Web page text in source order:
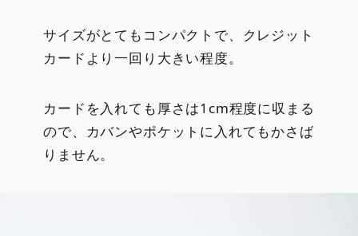
サイズがとてもコンパクトで、クレジット
カードより一回り大きい程度。
カードを入れても厚さは1cm程度に収まる
ので、カバンやポケットに入れてもかさば
りません。